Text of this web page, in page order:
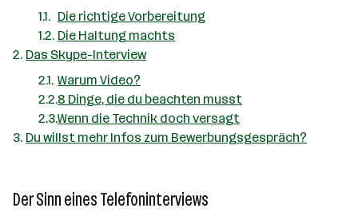
Die richtige Vorbereitung
Die Haltung machts
Das Skype-Interview
Warum Video?
8 Dinge, die du beachten musst
Wenn die Technik doch versagt
Du willst mehr Infos zum Bewerbungsgespräch?
Der Sinn eines Telefoninterviews